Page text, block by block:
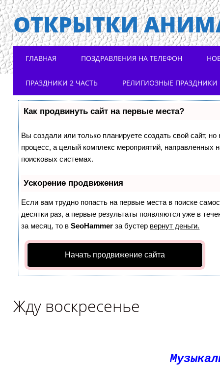
ОТКРЫТКИ
Main menu
ГЛАВНАЯ ПОЗДРАВЛЕНИЯ НА ТЕЛЕФОН
ПРАЗДНИКИ 2 ЧАСТЬ РЕЛИГИОЗНЫЕ ПРАЗДНИКИ
Как продвинуть сайт на первые места?
Вы создали или только планируете создать свой сайт,
процесс, а целый комплекс мероприятий, направленных
поисковых системах.
Ускорение продвижения
Если вам трудно попасть на первые места в поиске
десятки раз, а первые результаты появляются уже в
за месяц, то вSeoHammer за бустер вернут деньги.
Начать продвижение сайта
Жду воскресенье